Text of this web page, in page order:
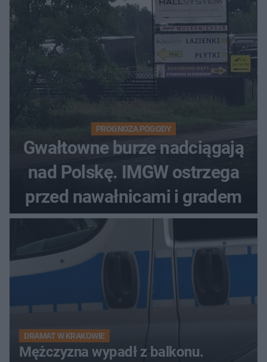
PROGNOZA POGODY
Gwałtowne burze nadciągają
nad Polskę. IMGW ostrzega
przed nawałnicami i gradem
DRAMAT W KRAKOWIE
Mężczyzna wypadł z balkonu.